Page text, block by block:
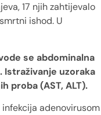
17 njih zahtijevalo
ishod. U
se abdominalna
Istraživanje uzoraka
proba (AST, ALT).
infekcija adenovirusom